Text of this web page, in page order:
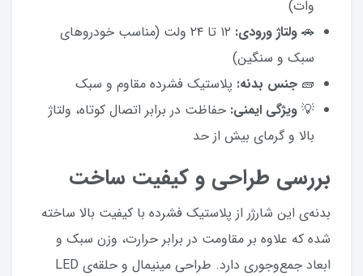
وات)
🚗 ولتاژ ورودی:
۱۲ تا ۲۴ ولت (مناسب خودروهای
سبک و سنگین)
🧱 جنس بدنه: پلاستیک فشرده مقاوم و سبک
💡 ویژگی ایمنی: حفاظت در برابر اتصال کوتاه، ولتاژ
بالا و گرمای بیش از حد
بررسی طراحی و کیفیت ساخت
بدنه‌ی این شارژر از پلاستیک فشرده با کیفیت بالا ساخته
شده که علاوه بر مقاومت در برابر حرارت، وزن سبک و
ابعاد جمع‌وجوری دارد. طراحی مینیمال و حلقه‌ی LED